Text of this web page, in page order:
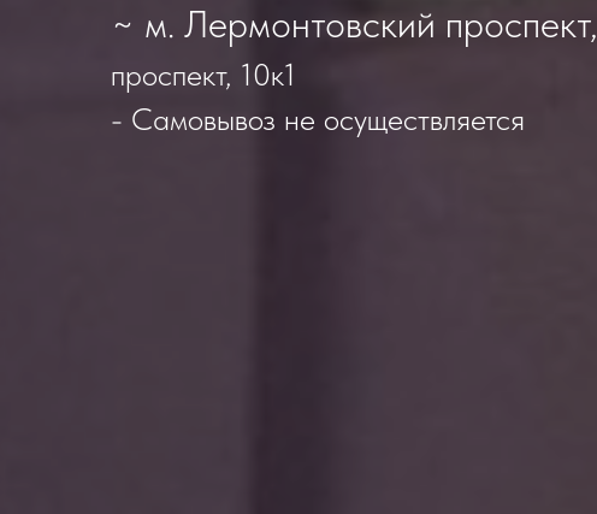
~ м. Лермонтовский проспект,
проспект, 10к1
- Самовывоз не осуществляется